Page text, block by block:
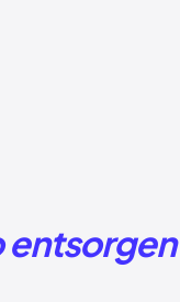
entsorgen